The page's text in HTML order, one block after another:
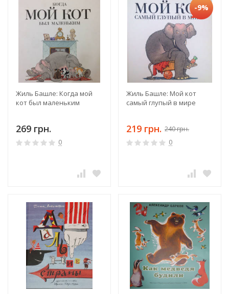
Жиль Башле: Когда мой
кот был маленьким
269 грн.
0
-9%
Жиль Башле: Мой кот
самый глупый в мире
219 грн. 240 грн.
0